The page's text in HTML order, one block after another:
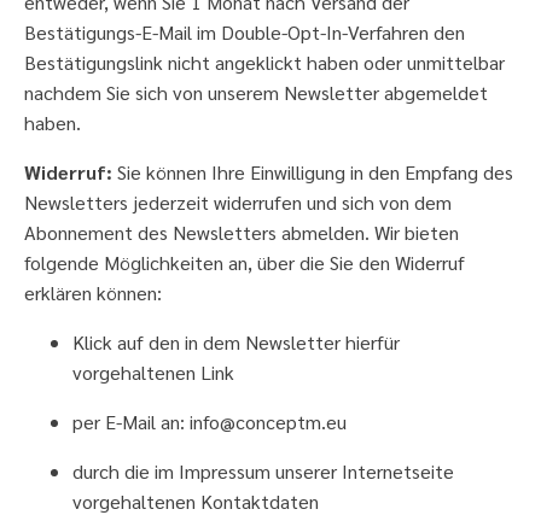
Bestätigungs-E-Mail im Double-Opt-In-Verfahren den
Bestätigungslink nicht angeklickt haben oder unmittelbar
nachdem Sie sich von unserem Newsletter abgemeldet
haben.
Widerruf: Sie können Ihre Einwilligung in den Empfang des
Newsletters jederzeit widerrufen und sich von dem
Abonnement des Newsletters abmelden. Wir bieten
folgende Möglichkeiten an, über die Sie den Widerruf
erklären können:
Klick auf den in dem Newsletter hierfür
vorgehaltenen Link
per E-Mail an: info@conceptm.eu
durch die im Impressum unserer Internetseite
vorgehaltenen Kontaktdaten